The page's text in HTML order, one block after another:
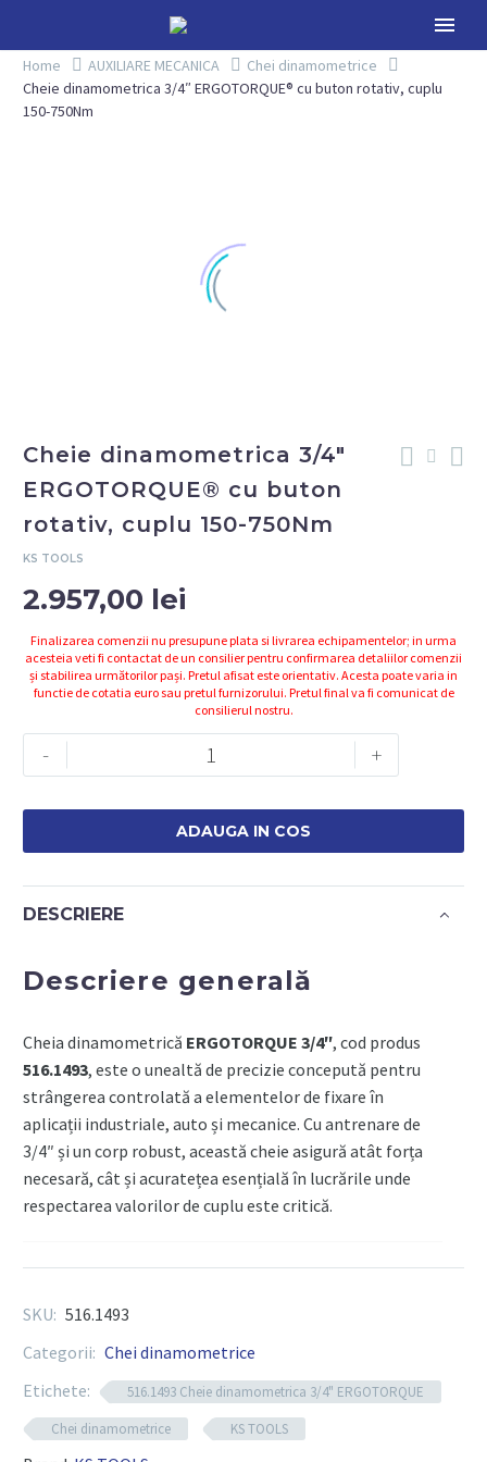
Home AUXILIARE MECANICA
Chei dinamometrice
Cheie dinamometrica 3/4″ ERGOTORQUE® cu buton rotativ, cuplu
150-750Nm
Cheie dinamometrica 3/4″
ERGOTORQUE® cu buton
rotativ, cuplu 150-750Nm
KS TOOLS
2.957,00 lei
Finalizarea comenzii nu presupune plata si livrarea echipamentelor; in urma
acesteia veti fi contactat de un consilier pentru confirmarea detaliilor comenzii
și stabilirea următorilor pași. Pretul afisat este orientativ. Acesta poate varia in
functie de cotatia euro sau pretul furnizorului. Pretul final va fi comunicat de
consilierul nostru.
-
Cantitate
Cheie
ERGOTORQUE®
cu
buton
150-
+
ADAUGA IN COS
DESCRIERE
Descriere generală
Cheia dinamometrică ERGOTORQUE 3/4″, cod produs
516.1493, este o unealtă de precizie concepută pentru
strângerea controlată a elementelor de fixare în
aplicații industriale, auto și mecanice. Cu antrenare de
3/4″ și un corp robust, această cheie asigură atât forța
necesară, cât și acuratețea esențială în lucrările unde
respectarea valorilor de cuplu este critică.
Tip: cheie dinamometrică manuală
Antrenare: pătrat de 3/4″ (19 mm)
Interval cuplu reglabil: 140 – 700 Nm
SKU: 516.1493
Categorii: Chei dinamometrice
Etichete:
516.1493 Cheie dinamometrica 3/4" ERGOTORQUE
Chei dinamometrice
KS TOOLS